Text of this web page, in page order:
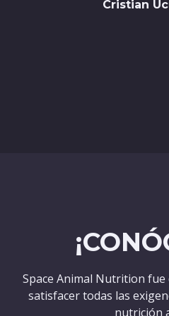
Cristian
Space Animal Nutrition
satisfacer todas las
nutrición